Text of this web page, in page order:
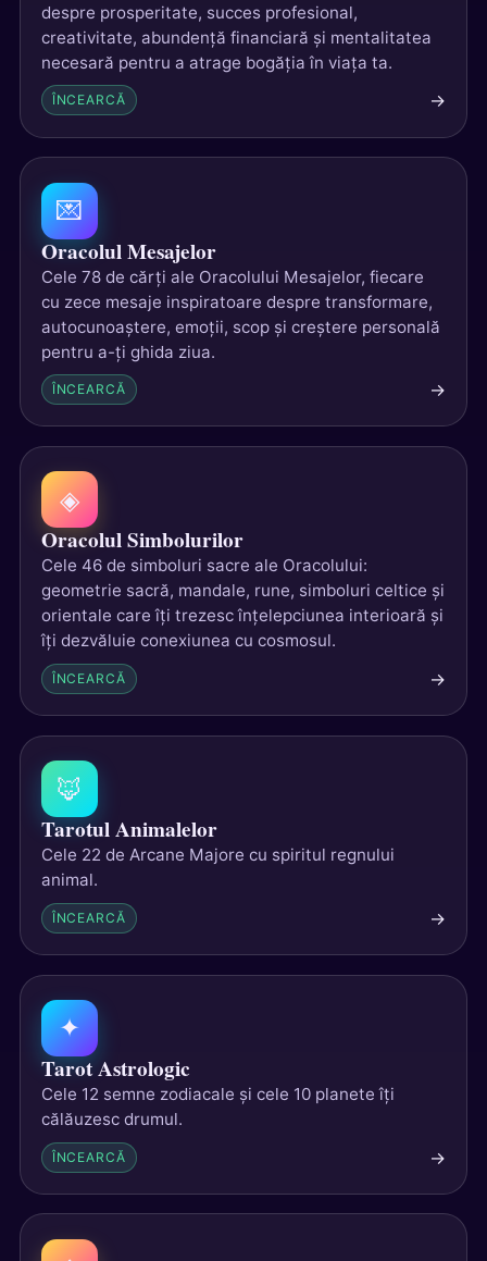
despre prosperitate, succes profesional,
creativitate, abundență financiară și mentalitatea
necesară pentru a atrage bogăția în viața ta.
ÎNCEARCĂ →
💌
Oracolul Mesajelor
Cele 78 de cărți ale Oracolului Mesajelor, fiecare
cu zece mesaje inspiratoare despre transformare,
autocunoaștere, emoții, scop și creștere personală
pentru a-ți ghida ziua.
ÎNCEARCĂ →
◈
Oracolul Simbolurilor
Cele 46 de simboluri sacre ale Oracolului:
geometrie sacră, mandale, rune, simboluri celtice și
orientale care îți trezesc înțelepciunea interioară și
îți dezvăluie conexiunea cu cosmosul.
ÎNCEARCĂ →
🦊
Tarotul Animalelor
Cele 22 de Arcane Majore cu spiritul regnului
animal.
ÎNCEARCĂ →
✦
Tarot Astrologic
Cele 12 semne zodiacale și cele 10 planete îți
călăuzesc drumul.
ÎNCEARCĂ →